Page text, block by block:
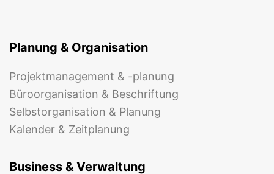
Planung & Organisation
Projektmanagement & -planung
Büroorganisation & Beschriftung
Selbstorganisation & Planung
Kalender & Zeitplanung
Business & Verwaltung